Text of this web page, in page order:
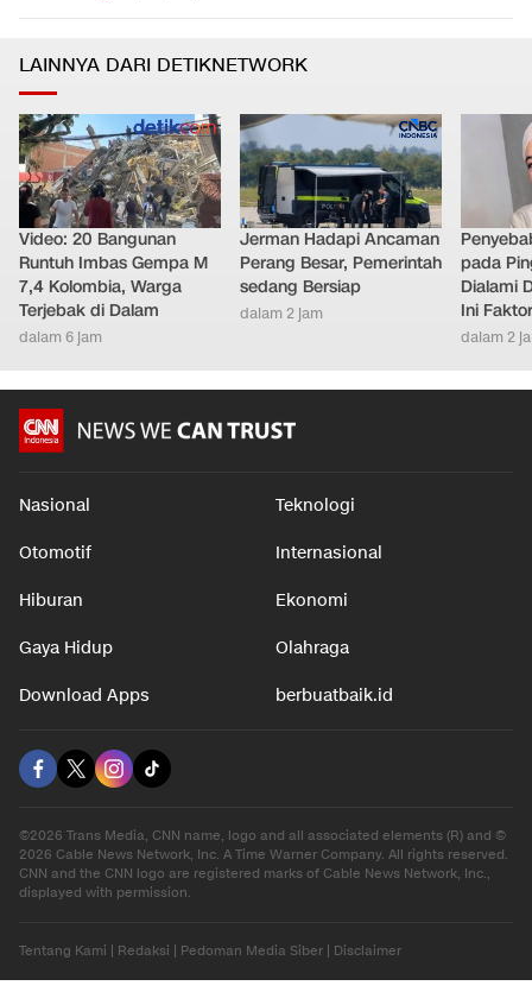
LAINNYA DARI DETIKNETWORK
Video: 20 Bangunan
Runtuh Imbas Gempa M
7,4 Kolombia, Warga
Terjebak di Dalam
dalam 6 jam
Jerman Hadapi Ancaman
Perang Besar, Pemerintah
sedang Bersiap
dalam 2 jam
pada
Dialami
Ini
dalam 2
Nasional Teknologi
Otomotif Internasional
Hiburan Ekonomi
Gaya Hidup Olahraga
Download Apps berbuatbaik.id
©2026 Trans Media, CNN name, logo and all associated elements (R) and ©
2026 Cable News Network, Inc. A Time Warner Company. All rights reserved.
CNN and the CNN logo are registered marks of Cable News Network, Inc.,
displayed with permission.
Tentang Kami | Redaksi | Pedoman Media Siber | Disclaimer